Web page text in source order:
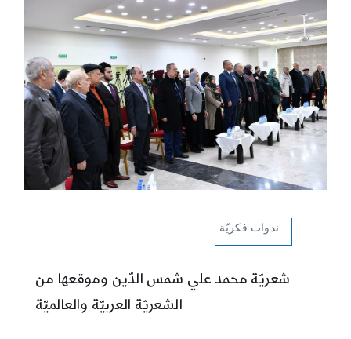
ندوات فكريّة
شعريّة محمد علي شمس الدّين وموقعها من
الشعريّة العربيّة والعالميّة